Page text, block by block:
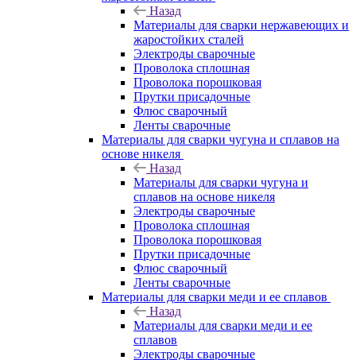
Назад
Материалы для сварки нержавеющих и
жаростойких сталей
Электроды сварочные
Проволока сплошная
Проволока порошковая
Прутки присадочные
Флюс сварочный
Ленты сварочные
Материалы для сварки чугуна и сплавов на
основе никеля
Назад
Материалы для сварки чугуна и
сплавов на основе никеля
Электроды сварочные
Проволока сплошная
Проволока порошковая
Прутки присадочные
Флюс сварочный
Ленты сварочные
Материалы для сварки меди и ее сплавов
Назад
Материалы для сварки меди и ее
сплавов
Электроды сварочные